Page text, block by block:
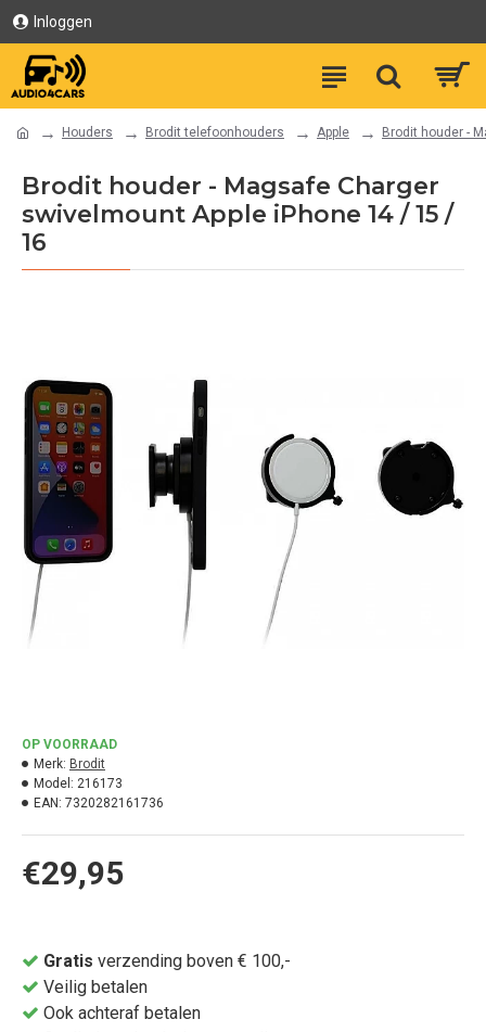
Inloggen
Houders Brodit telefoonhouders Apple Brodit houder -
Brodit houder - Magsafe Charger
swivelmount Apple iPhone 14 / 15 /
16
€29,95
OP VOORRAAD
Merk: Brodit
Model: 216173
EAN: 7320282161736
Gratis verzending boven € 100,-
Veilig betalen
Ook achteraf betalen